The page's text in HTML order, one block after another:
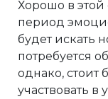
Хорошо в этой
период
будет искать
потребуется
однако, стоит
участвовать